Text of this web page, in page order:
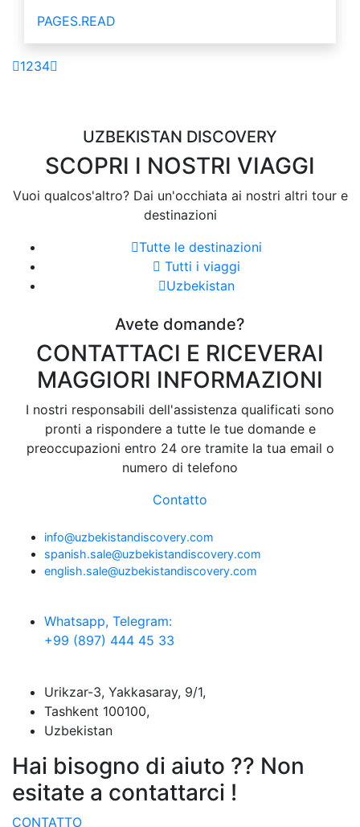
PAGES.READ
1234
UZBEKISTAN DISCOVERY
SCOPRI I NOSTRI VIAGGI
Vuoi qualcos'altro? Dai un'occhiata ai nostri altri tour e
destinazioni
Tutte le destinazioni
Tutti i viaggi
Uzbekistan
Avete domande?
CONTATTACI E RICEVERAI
MAGGIORI INFORMAZIONI
I nostri responsabili dell'assistenza qualificati sono
pronti a rispondere a tutte le tue domande e
preoccupazioni entro 24 ore tramite la tua email o
numero di telefono
Contatto
info@uzbekistandiscovery.com
spanish.sale@uzbekistandiscovery.com
english.sale@uzbekistandiscovery.com
Whatsapp, Telegram:
+99 (897) 444 45 33
Urikzar-3, Yakkasaray, 9/1,
Tashkent 100100,
Uzbekistan
Hai bisogno di aiuto ?? Non
esitate a contattarci !
CONTATTO